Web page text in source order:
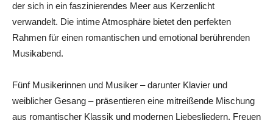
der sich in ein faszinierendes Meer aus Kerzenlicht
verwandelt. Die intime Atmosphäre bietet den perfekten
Rahmen für einen romantischen und emotional berührenden
Musikabend.
Fünf Musikerinnen und Musiker – darunter Klavier und
weiblicher Gesang – präsentieren eine mitreißende Mischung
aus romantischer Klassik und modernen Liebesliedern. Freuen